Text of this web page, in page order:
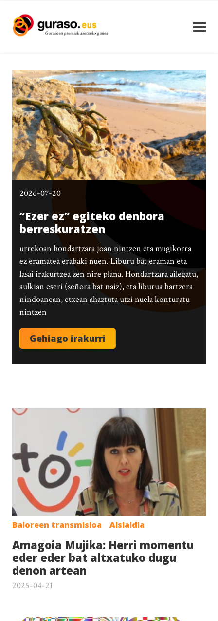
2026-07-20
“Ezer ez” egiteko denbora
berreskuratzen
urrekoan hondartzara joan nintzen eta mugikorra
ez eramatea erabaki nuen. Liburu bat eraman eta
lasai irakurtzea zen nire plana. Hondartzara ailegatu,
aulkian eseri (señora bat naiz), eta liburua hartzera
nindoanean, etxean ahaztuta utzi nuela konturatu
nintzen
Aisialdia
Baloreen transmisioa
Amagoia Mujika: Herri momentu
eder eder bat altxatuko dugu
denon artean
2025-04-21